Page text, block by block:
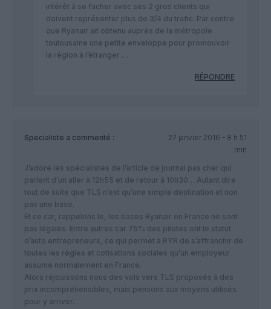
intérêt à se facher avec ses 2 gros clients qui
doivent représenter plus de 3/4 du trafic. Par contre
que Ryanair ait obtenu auprès de la métropole
toulousaine une petite enveloppe pour promouvoir
la région à l’étranger …
RÉPONDRE
Specialiste a commenté :
27 janvier 2016 - 8 h 51
min
J’adore les spécialistes de l’article de journal pas cher qui
parlent d’un aller à 12h55 et de retour à 10h30… Autant dire
tout de suite que TLS n’est qu’une simple destination et non
pas une base.
Et ce car, rappelons le, les bases Ryanair en France ne sont
pas légales. Entre autres car 75% des pilotes ont le statut
d’auto entrepreneurs, ce qui permet à RYR de s’affranchir de
toutes les règles et cotisations sociales qu’un employeur
assume normalement en France.
Alors réjouissons nous des vols vers TLS proposés à des
prix incompréhensibles, mais pensons aux moyens utilisés
pour y arriver.